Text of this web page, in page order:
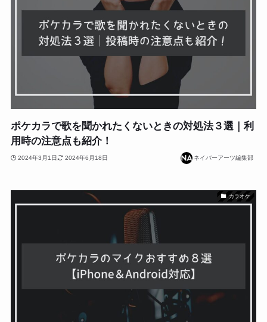
ポケカラで歌を聞かれたくないときの対処法３選｜利
用時の注意点も紹介！
2024年3月1日 2024年6月18日 ネイバーアーツ編集部
カラオケ